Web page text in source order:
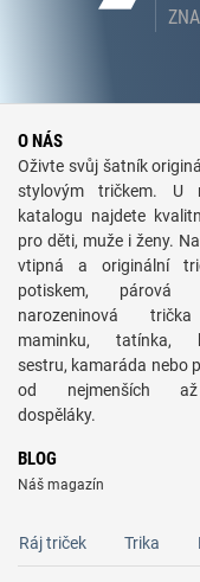
O NÁS
Oživte svůj šatník
stylovým tričkem. U
katalogu najdete
pro děti, muže i ženy.
vtipná a originální
potiskem, párová
narozeninová
maminku, tatínka,
sestru, kamaráda nebo
od nejmenších
dospěláky.
BLOG
Náš magazín
Ráj triček Trika